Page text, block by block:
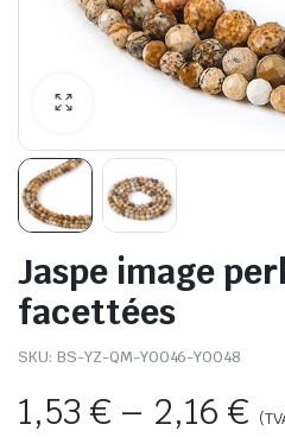
Jaspe image
facettées
SKU: BS-YZ-QM-Y0046-Y0048
1,53€ – 2,16€